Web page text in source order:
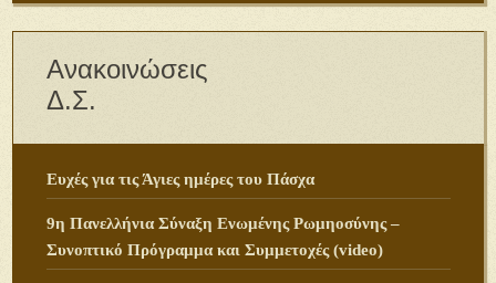
Ανακοινώσεις
Δ.Σ.
Ευχές για τις Άγιες ημέρες του Πάσχα
9η Πανελλήνια Σύναξη Ενωμένης Ρωμηοσύνης –
Συνοπτικό Πρόγραμμα και Συμμετοχές (video)